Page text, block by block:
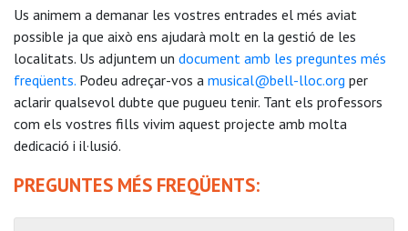
Us animem a demanar les vostres entrades el més aviat
possible ja que això ens ajudarà molt en la gestió de les
localitats. Us adjuntem un document amb les preguntes més
freqüents. Podeu adreçar-vos a musical@bell-lloc.org per
aclarir qualsevol dubte que pugueu tenir. Tant els professors
com els vostres fills vivim aquest projecte amb molta
dedicació i il·lusió.
PREGUNTES MÉS FREQÜENTS: